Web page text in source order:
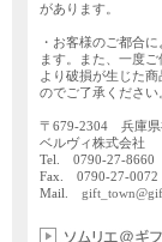
があります。
・お客様のご都合
ます。また、一度
より破損が生じた
のでご了承ください
〒679-2304 兵庫県
ベルヴィ株式会社
Tel. 0790-27-
Fax. 0790-27-0072
Mail.